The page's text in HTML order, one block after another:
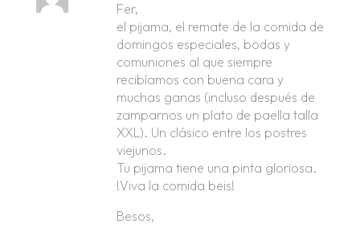
Fer,
el pijama, el remate de la comida de
domingos especiales, bodas y
comuniones al que siempre
recibíamos con buena cara y
muchas ganas (incluso después de
zamparnos un plato de paella talla
XXL). Un clásico entre los postres
viejunos.
Tu pijama tiene una pinta gloriosa.
!Viva la comida beis!
Besos,